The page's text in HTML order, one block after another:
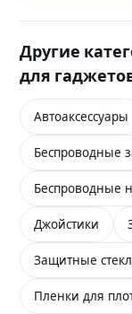
Другие
для
Автоаксессуары
Беспроводные
Беспроводные
Джойстики
Защитные
Пленки для